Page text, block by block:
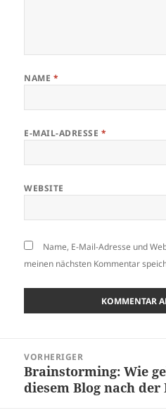
NAME *
E-MAIL-ADRESSE *
WEBSITE
Name, E-Mail-Adresse und
meinen nächsten Kommentar
VORHERIGER
Vorheriger
Beitrag:
Brainstorming: Wie
diesem Blog nach